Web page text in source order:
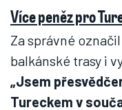
Více peněz pro
Za správné
balkánské trasy i
„Jsem
Tureckem v